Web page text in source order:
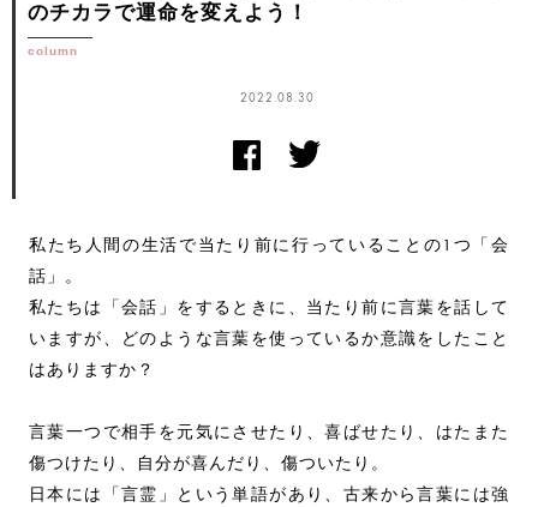
のチカラで運命を変えよう！
column
2022.08.30
私たち人間の生活で当たり前に行っていることの1つ「会
話」。
私たちは「会話」をするときに、当たり前に言葉を話して
いますが、どのような言葉を使っているか意識をしたこと
はありますか？
言葉一つで相手を元気にさせたり、喜ばせたり、はたまた
傷つけたり、自分が喜んだり、傷ついたり。
日本には「言霊」という単語があり、古来から言葉には強